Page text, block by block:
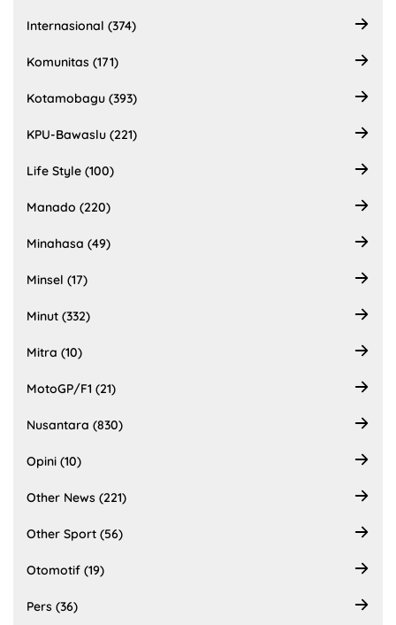
Internasional (374)
Komunitas (171)
Kotamobagu (393)
KPU-Bawaslu (221)
Life Style (100)
Manado (220)
Minahasa (49)
Minsel (17)
Minut (332)
Mitra (10)
MotoGP/F1 (21)
Nusantara (830)
Opini (10)
Other News (221)
Other Sport (56)
Otomotif (19)
Pers (36)